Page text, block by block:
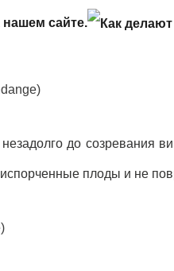
нашем сайте.
до созревания
плоды и не